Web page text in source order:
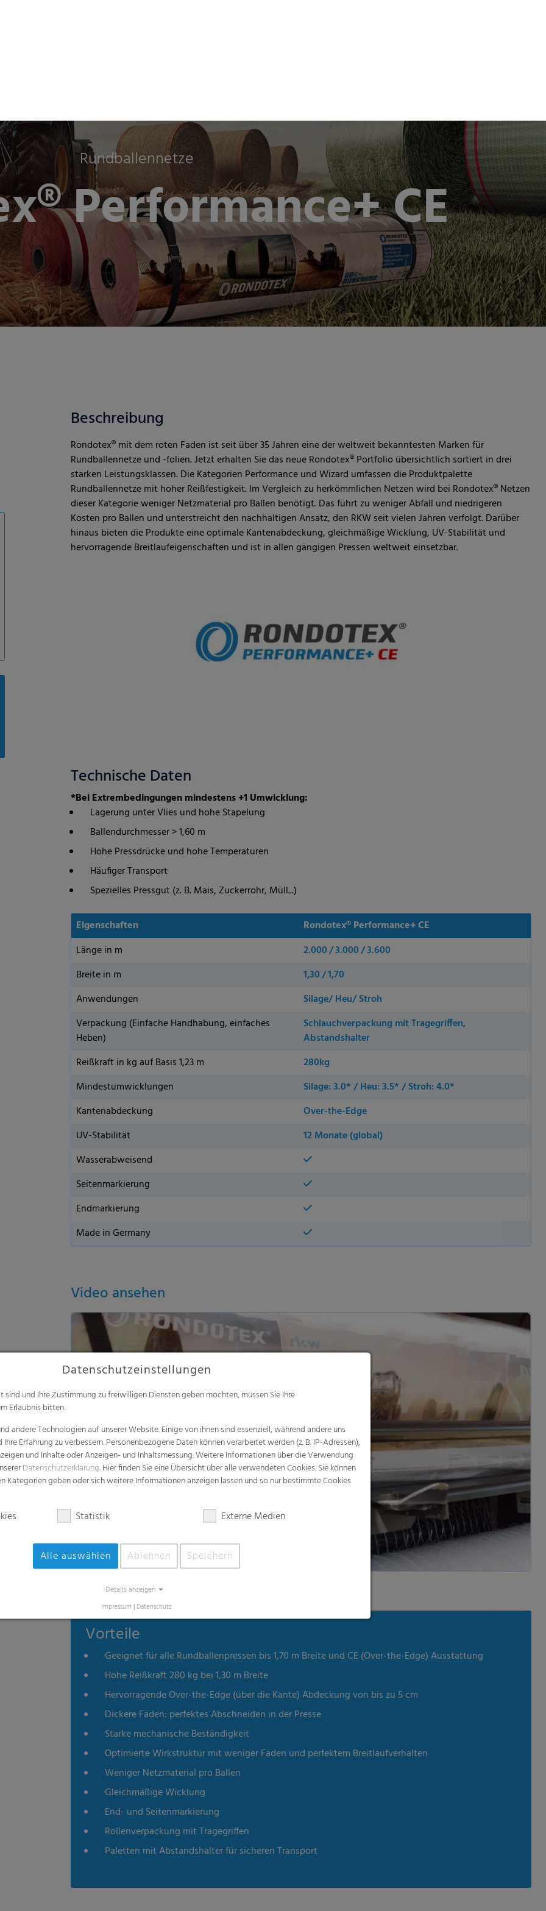
Rundballennetze
Performance+ CE
Beschreibung
Rondotex® mit dem roten Faden ist seit über 35 Jahren eine der weltweit bekanntesten Marken für
Rundballennetze und -folien. Jetzt erhalten Sie das neue Rondotex® Portfolio übersichtlich sortiert in drei
starken Leistungsklassen. Die Kategorien Performance und Wizard umfassen die Produktpalette
Rundballennetze mit hoher Reißfestigkeit. Im Vergleich zu herkömmlichen Netzen wird bei Rondotex® Netzen
dieser Kategorie weniger Netzmaterial pro Ballen benötigt. Das führt zu weniger Abfall und niedrigeren
Kosten pro Ballen und unterstreicht den nachhaltigen Ansatz, den RKW seit vielen Jahren verfolgt. Darüber
hinaus bieten die Produkte eine optimale Kantenabdeckung, gleichmäßige Wicklung, UV-Stabilität und
hervorragende Breitlaufeigenschaften und ist in allen gängigen Pressen weltweit einsetzbar.
Technische Daten
*Bei Extrembedingungen mindestens +1 Umwicklung:
Lagerung unter Vlies und hohe Stapelung
Ballendurchmesser > 1,60 m
Hohe Pressdrücke und hohe Temperaturen
Häufiger Transport
Spezielles Pressgut (z. B. Mais, Zuckerrohr, Müll...)
Eigenschaften
Rondotex® Performance+ CE
Länge in m
2.000 / 3.000 / 3.600
Breite in m
1,30 / 1,70
Anwendungen
Silage/ Heu/ Stroh
Verpackung (Einfache Handhabung, einfaches
Heben)
Schlauchverpackung mit Tragegriffen,
Abstandshalter
Reißkraft in kg auf Basis 1,23 m
280kg
Mindestumwicklungen
Silage: 3.0* / Heu: 3.5* / Stroh: 4.0*
Kantenabdeckung
Over-the-Edge
UV-Stabilität
12 Monate (global)
Wasserabweisend
Seitenmarkierung
Endmarkierung
Made in Germany
Video ansehen
Video laden & anschauen
Vorteile
Geeignet für alle Rundballenpressen bis 1,70 m Breite und CE (Over-the-Edge) Ausstattung
Hohe Reißkraft 280 kg bei 1,30 m Breite
Hervorragende Over-the-Edge (über die Kante) Abdeckung von bis zu 5 cm
Dickere Fäden: perfektes Abschneiden in der Presse
Starke mechanische Beständigkeit
Optimierte Wirkstruktur mit weniger Fäden und perfektem Breitlaufverhalten
Weniger Netzmaterial pro Ballen
Gleichmäßige Wicklung
End- und Seitenmarkierung
Rollenverpackung mit Tragegriffen
Paletten mit Abstandshalter für sicheren Transport
Datenschutzeinstellungen
andere Technologien auf unserer Website. Einige von ihnen sind essenziell, während andere uns
Ihre Erfahrung zu verbessern. Personenbezogene Daten können verarbeitet werden (z. B. IP-Adressen),
und Inhalte oder Anzeigen- und Inhaltsmessung. Weitere Informationen über die Verwendung
Datenschutzerklärung
. Hier finden Sie eine Übersicht über alle verwendeten Cookies. Sie können
Statistik Externe Medien
Alle auswählen Ablehnen Speichern
Details anzeigen
Impressum|Datenschutz